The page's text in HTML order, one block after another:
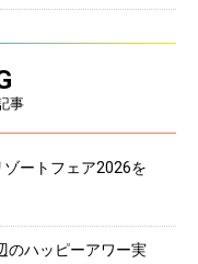
事
ートフェア2026を
のハッピーアワー実